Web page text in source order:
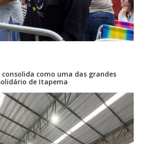
e conquista melhor resultado da região
consolida como uma das grandes
de Itapema